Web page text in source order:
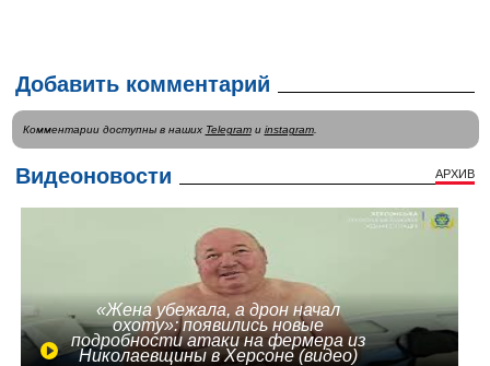
Добавить комментарий
Комментарии доступны в наших Telegramи instagram.
Видеоновости АРХИВ
«Жена убежала, а дрон начал
охоту»: появились новые
подробности атаки на фермера из
Николаевщины в Херсоне (видео)